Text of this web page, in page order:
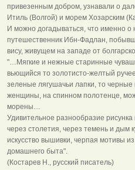
привезенным добром, узнавали о
Итиль (Волгой) и морем Хозарским
И можно догадываться, что именно о
путешественник Ибн-Фадлан,
вису, живущем на западе от
"…Мягкие и нежные старинные
вьющийся то золотисто-желтый
зеленые лягушачьи лапки, то
женщины, на спинном полотенце,
морены…
Удивительное разнообразие
через столетия, через темень и дым
искусство вышивки, черпая мотивы
домашнего быта".
(Костарев Н., русский писатель)